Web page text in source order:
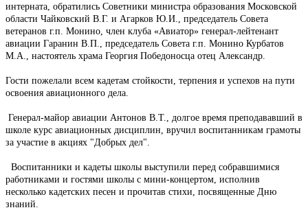
интерната, обратились Советники министра образования Московской
области Чайковский В.Г. и Агарков Ю.И., председатель Совета
ветеранов г.п. Монино, член клуба «Авиатор» генерал-лейтенант
авиации Гаранин В.П., председатель Совета г.п. Монино Курбатов
М.А., настоятель храма Георгия Победоносца отец Александр.
Гости пожелали всем кадетам стойкости, терпения и успехов на пути
освоения авиационного дела.
Генерал-майор авиации Антонов В.Т., долгое время преподававший в
школе курс авиационных дисциплин, вручил воспитанникам грамоты
за участие в акциях "Добрых дел".
Воспитанники и кадеты школы выступили перед собравшимися
работниками и гостями школы с мини-концертом, исполнив
несколько кадетских песен и прочитав стихи, посвященные Дню
знаний.